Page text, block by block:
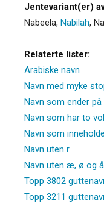
Jentevariant(er)
Nabeela, Nabilah,
Relaterte lister:
Arabiske navn
Navn med myke
Navn som ender
Navn som har to
Navn som
Navn uten r
Navn uten æ, ø og å
Topp 3802
Topp 3211